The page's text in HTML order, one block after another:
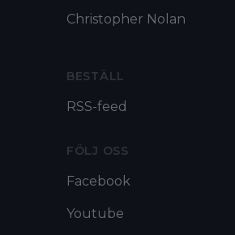
Christopher Nolan
BESTÄLL
RSS-feed
FÖLJ OSS
Facebook
Youtube